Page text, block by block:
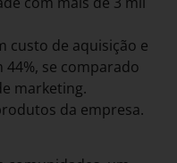
custo de aquisição e
se comparado
marketing.
da empresa.